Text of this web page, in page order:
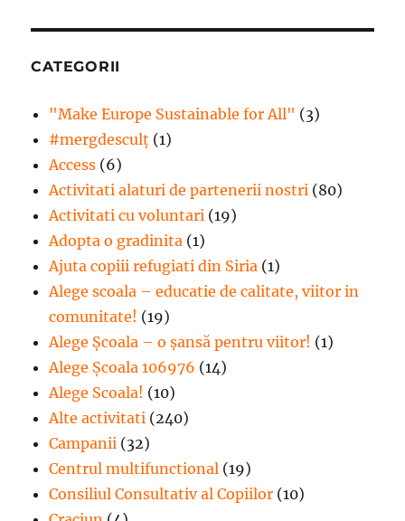
CATEGORII
"Make Europe Sustainable for All" (3)
#mergdesculţ (1)
Access (6)
Activitati alaturi de partenerii nostri (80)
Activitati cu voluntari (19)
Adopta o gradinita (1)
Ajuta copiii refugiati din Siria (1)
Alege scoala – educatie de calitate, viitor in
comunitate! (19)
Alege Şcoala – o şansă pentru viitor! (1)
Alege Școala 106976 (14)
Alege Scoala! (10)
Alte activitati (240)
Campanii (32)
Centrul multifunctional (19)
Consiliul Consultativ al Copiilor (10)